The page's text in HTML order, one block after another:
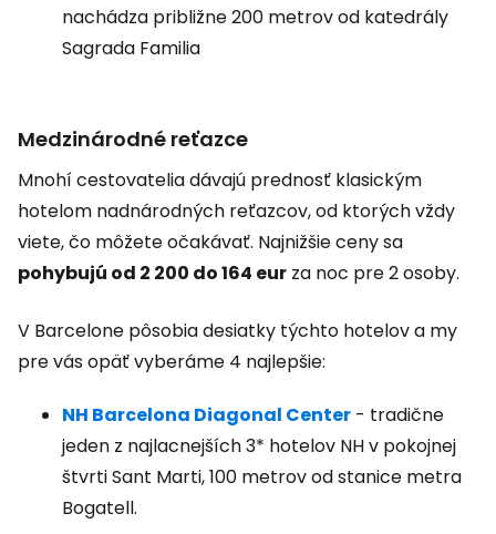
nachádza približne 200 metrov od katedrály
Sagrada Familia
Medzinárodné reťazce
Mnohí cestovatelia dávajú prednosť klasickým
hotelom nadnárodných reťazcov, od ktorých vždy
viete, čo môžete očakávať. Najnižšie ceny sa
pohybujú od 2 200 do 164 eur za noc pre 2 osoby.
V Barcelone pôsobia desiatky týchto hotelov a my
pre vás opäť vyberáme 4 najlepšie:
NH Barcelona Diagonal Center - tradične
jeden z najlacnejších 3* hotelov NH v pokojnej
štvrti Sant Marti, 100 metrov od stanice metra
Bogatell.